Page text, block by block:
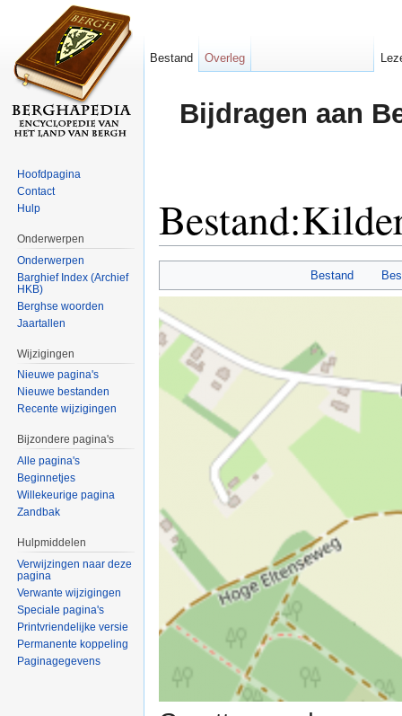
Bijdragen aan
Bestand
Bestand Overleg
Hoofdpagina
Contact
Hulp
Onderwerpen
Onderwerpen
Barghief Index (Archief
HKB)
Berghse woorden
Jaartallen
Wijzigingen
Nieuwe pagina's
Nieuwe bestanden
Recente wijzigingen
Bijzondere pagina's
Alle pagina's
Beginnetjes
Willekeurige pagina
Zandbak
Hulpmiddelen
Verwijzingen naar deze
pagina
Verwante wijzigingen
Speciale pagina's
Printvriendelijke versie
Permanente koppeling
Paginagegevens